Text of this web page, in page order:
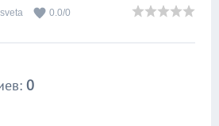
sveta 0.0/0
: 0